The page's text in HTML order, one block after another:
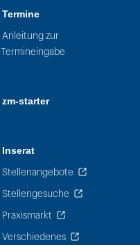
Termine
Anleitung zur
Termineingabe
zm-starter
Inserat
Stellenangebote
Stellengesuche
Praxismarkt
Verschiedenes